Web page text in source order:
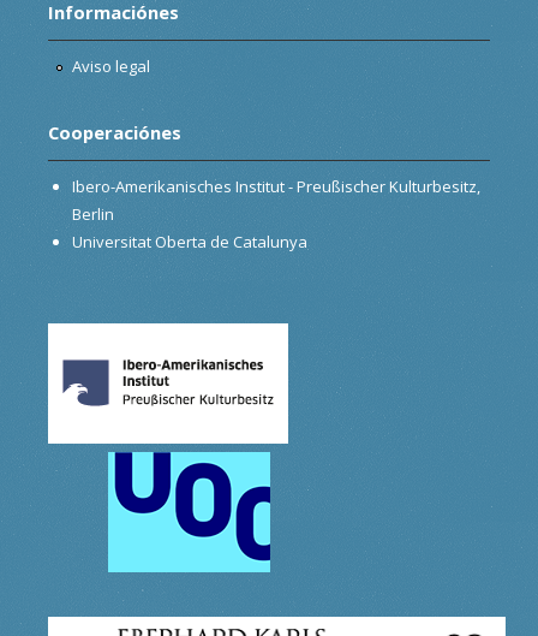
Informaciónes
Aviso legal
Cooperaciónes
Ibero-Amerikanisches Institut - Preußischer Kulturbesitz,
Berlin
Universitat Oberta de Catalunya